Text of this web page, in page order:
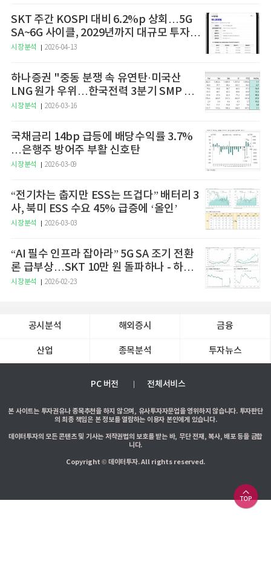
SKT 주간 KOSPI 대비 6.2%p 상회…5G
SA~6G 사이클, 2029년까지 대규모 투자
예고
시장분석 2026-04-13
하나증권 "중동 분쟁 속 유연탄·미국산
LNG 원가 우위…한국전력 3분기 SMP 상
승 전망"
시장분석 2026-03-16
국채금리 14bp 급등에 배당수익률 3.7%
…은행주 방어주 부활 신호탄
시장분석 2026-03-09
“전기차는 춥지만 ESS는 뜨겁다” 배터리 3
사, 북미 ESS 수요 45% 급증에 ‘올인’
시장분석 2026-03-03
“AI 필수 인프라 잡아라” 5G SA 조기 전환
론 급부상…SKT 10만 원 돌파하나 - 하나
증권
시장분석 2026-02-23
공시분석 해외증시 금융
산업 종목분석 투자뉴스
PC 버전 전체서비스
본 사이트는 투자권유나 종목추천을 하지 않으며, 유사투자자문업을 영위하지 않습니다. 투자판단
의 최종 책임은 본 정보를 열람하는 이용자 본인에게 있습니다.
데이터투자의 모든 콘텐츠 및 기사는 저작권법의 보호를 받는 바, 무단 전재, 복사, 배포 등을 금합
니다.
Copyright © 데이터투자. All rights reserved.